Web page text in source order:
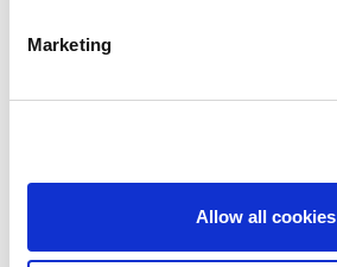
Marketing
Allow all cookies